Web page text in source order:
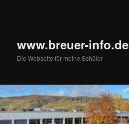
www.breuer-info.de
Die Webseite für meine Schüler